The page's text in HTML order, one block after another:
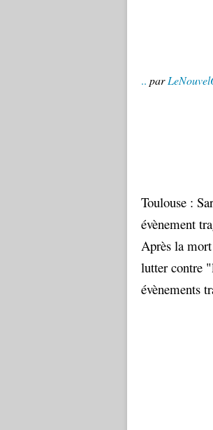
.. par
Toulouse :
évènement
Après la
lutter contre
évènements